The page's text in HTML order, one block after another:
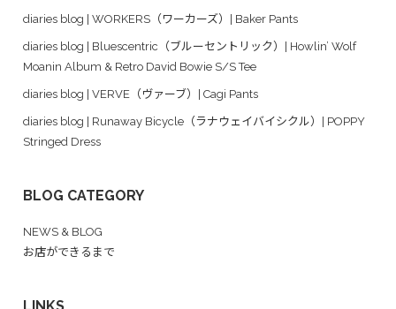
diaries blog | WORKERS（ワーカーズ）| Baker Pants
diaries blog | Bluescentric（ブルーセントリック）| Howlin’ Wolf
Moanin Album & Retro David Bowie S/S Tee
diaries blog | VERVE（ヴァーブ）| Cagi Pants
diaries blog | Runaway Bicycle（ラナウェイバイシクル）| POPPY
Stringed Dress
BLOG CATEGORY
NEWS & BLOG
お店ができるまで